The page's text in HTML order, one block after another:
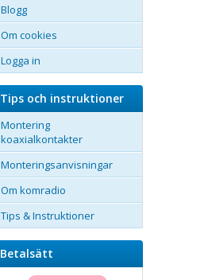
Blogg
Om cookies
Logga in
Tips och instruktioner
Montering
koaxialkontakter
Monteringsanvisningar
Om komradio
Tips & Instruktioner
Betalsätt